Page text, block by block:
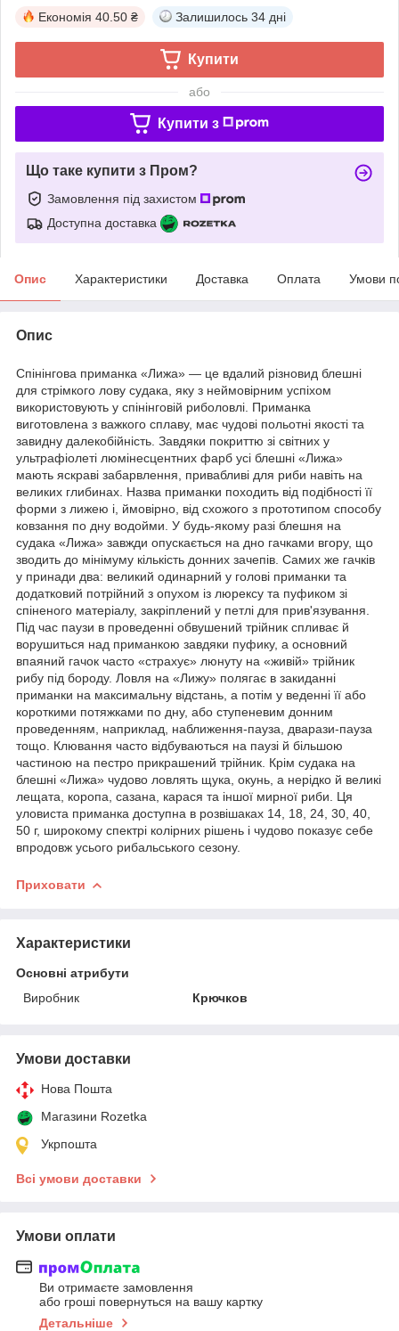
Економія 40.50 ₴ Залишилось 34 дні
Купити
або
Купити з
Що таке купити з Пром?
Замовлення під захистом
Доступна доставка
Опис Характеристики Доставка Оплата Умови
Опис
Спінінгова приманка «Лижа» — це вдалий різновид блешні
для стрімкого лову судака, яку з неймовірним успіхом
використовують у спінінговій риболовлі. Приманка
виготовлена з важкого сплаву, має чудові польотні якості та
завидну далекобійність. Завдяки покриттю зі світних у
ультрафіолеті люмінесцентних фарб усі блешні «Лижа»
мають яскраві забарвлення, привабливі для риби навіть на
великих глибинах. Назва приманки походить від подібності її
форми з лижею і, ймовірно, від схожого з прототипом способу
ковзання по дну водойми. У будь-якому разі блешня на
судака «Лижа» завжди опускається на дно гачками вгору, що
зводить до мінімуму кількість донних зачепів. Самих же гачків
у принади два: великий одинарний у голові приманки та
додатковий потрійний з опухом із люрексу та пуфиком зі
спіненого матеріалу, закріплений у петлі для прив'язування.
Під час паузи в проведенні обвушений трійник спливає й
ворушиться над приманкою завдяки пуфику, а основний
впаяний гачок часто «страхує» люнуту на «живій» трійник
рибу під бороду. Ловля на «Лижу» полягає в закиданні
приманки на максимальну відстань, а потім у веденні її або
короткими потяжками по дну, або ступеневим донним
проведенням, наприклад, наближення-пауза, дварази-пауза
тощо. Клювання часто відбуваються на паузі й більшою
частиною на пестро прикрашений трійник. Крім судака на
блешні «Лижа» чудово ловлять щука, окунь, а нерідко й великі
лещата, коропа, сазана, карася та іншої мирної риби. Ця
уловиста приманка доступна в розвішаках 14, 18, 24, 30, 40,
50 г, широкому спектрі колірних рішень і чудово показує себе
впродовж усього рибальського сезону.
Приховати
Характеристики
Основні атрибути
Виробник
Крючков
Умови доставки
Нова Пошта
Магазини Rozetka
Укрпошта
Всі умови доставки
Умови оплати
Ви отримаєте замовлення
або гроші повернуться на вашу картку
Детальніше